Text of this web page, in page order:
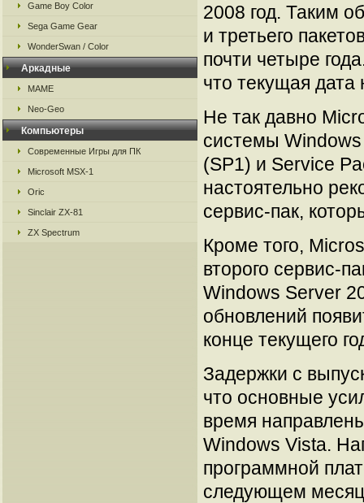
Game Boy Color
Sega Game Gear
WonderSwan / Color
Аркадные
MAME
Neo-Geo
Компьютеры
Современные Игры для ПК
Microsoft MSX-1
Oric
Sinclair ZX-81
ZX Spectrum
2008 год. Таким
и третьего
почти четыре
что текущая дата
Не так давно
системы
(SP1) и Service
настоятельно
сервис-пак,
Кроме того,
второго сервис-
Windows Server
обновлений
конце текущего
Задержки с
что основные
время
Windows Vista.
программной
следующем